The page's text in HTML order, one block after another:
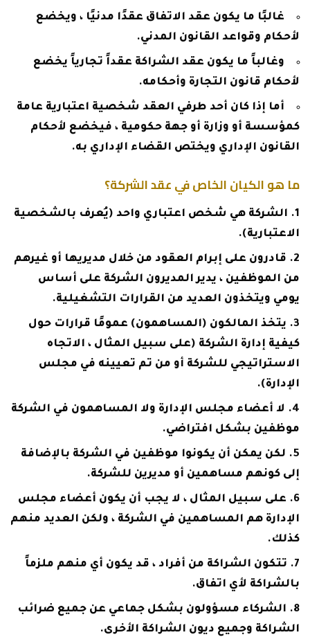
غالبًا ما يكون عقد الاتفاق عقدًا مدنيًا ، ويخضع
لأحكام وقواعد القانون المدني.
وغالباً ما يكون عقد الشراكة عقداً تجارياً يخضع
لأحكام قانون التجارة وأحكامه.
أما إذا كان أحد طرفي العقد شخصية اعتبارية عامة
كمؤسسة أو وزارة أو جهة حكومية ، فيخضع لأحكام
القانون الإداري ويختص القضاء الإداري به.
ما هو الكيان الخاص في عقد الشركة؟
الشركة هي شخص اعتباري واحد (يُعرف بالشخصية
الاعتبارية).
قادرون على إبرام العقود من خلال مديريها أو غيرهم
من الموظفين ، يدير المديرون الشركة على أساس
يومي ويتخذون العديد من القرارات التشغيلية.
يتخذ المالكون (المساهمون) عمومًا قرارات حول
كيفية إدارة الشركة (على سبيل المثال ، الاتجاه
الاستراتيجي للشركة أو من تم تعيينه في مجلس
الإدارة).
لا أعضاء مجلس الإدارة ولا المساهمون في الشركة
موظفين بشكل افتراضي.
لكن يمكن أن يكونوا موظفين في الشركة بالإضافة
إلى كونهم مساهمين أو مديرين للشركة.
على سبيل المثال ، لا يجب أن يكون أعضاء مجلس
الإدارة هم المساهمين في الشركة ، ولكن العديد منهم
كذلك.
تتكون الشراكة من أفراد ، قد يكون أي منهم ملزماً
بالشراكة لأي اتفاق.
الشركاء مسؤولون بشكل جماعي عن جميع ضرائب
الشراكة وجميع ديون الشراكة الأخرى.